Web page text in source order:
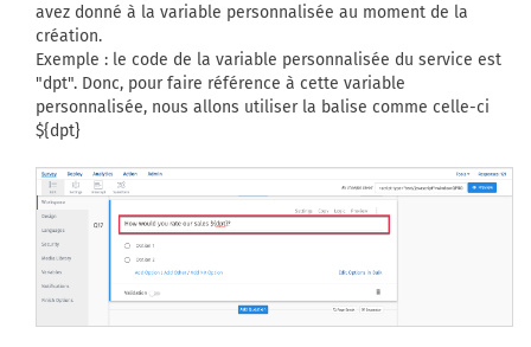
avez donné à la variable personnalisée au moment de la
création.
Exemple : le code de la variable personnalisée du service est
"dpt". Donc, pour faire référence à cette variable
personnalisée, nous allons utiliser la balise comme celle-ci
${dpt}